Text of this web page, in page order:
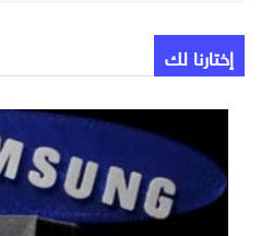
إختارنا لك